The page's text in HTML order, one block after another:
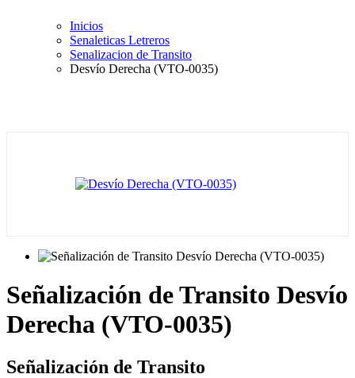
Inicios
Senaleticas Letreros
Senalizacion de Transito
Desvío Derecha (VTO-0035)
Señalización de Transito Desvío
Derecha (VTO-0035)
Señalización de Transito